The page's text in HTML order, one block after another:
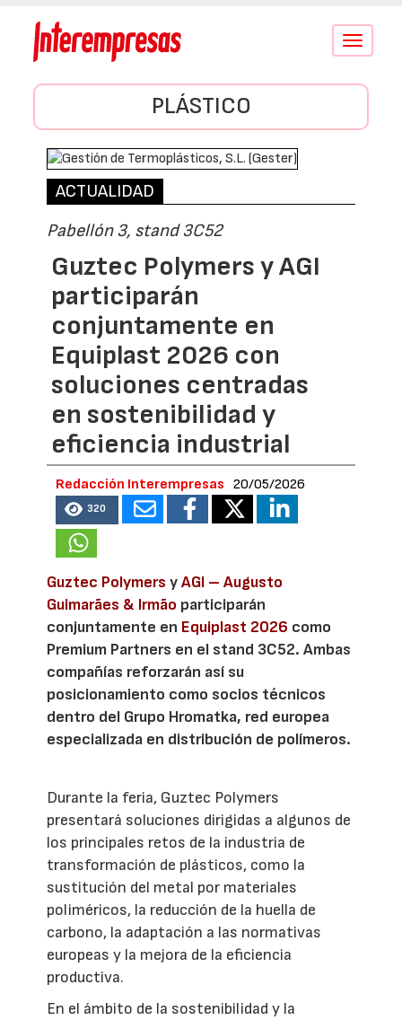
Conmutar
PLÁSTICO
ACTUALIDAD
Pabellón 3, stand 3C52
Guztec Polymers y AGI
participarán
conjuntamente en
Equiplast 2026 con
soluciones centradas
en sostenibilidad y
eficiencia industrial
Redacción Interempresas 20/05/2026
320
Guztec Polymers yAGI – Augusto
Guimarães & Irmão participarán
conjuntamente en Equiplast 2026 como
Premium Partners en el stand 3C52. Ambas
compañías reforzarán así su
posicionamiento como socios técnicos
dentro del Grupo Hromatka, red europea
especializada en distribución de polímeros.
Durante la feria, Guztec Polymers
presentará soluciones dirigidas a algunos de
los principales retos de la industria de
transformación de plásticos, como la
sustitución del metal por materiales
poliméricos, la reducción de la huella de
carbono, la adaptación a las normativas
europeas y la mejora de la eficiencia
productiva.
En el ámbito de la sostenibilidad y la